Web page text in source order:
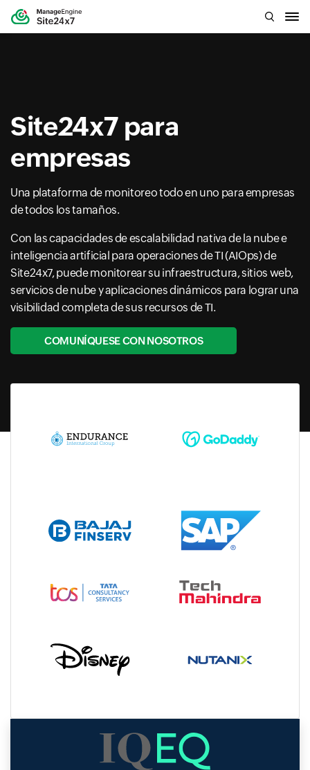
Site24x7 para
empresas
Una plataforma de monitoreo todo en uno para empresas
de todos los tamaños.
Con las capacidades de escalabilidad nativa de la nube e
inteligencia artificial para operaciones de TI (AIOps) de
Site24x7, puede monitorear su infraestructura, sitios web,
servicios de nube y aplicaciones dinámicos para lograr una
visibilidad completa de sus recursos de TI.
COMUNÍQUESE CON NOSOTROS